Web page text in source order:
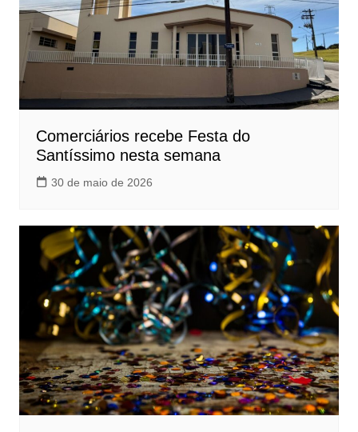
Comerciários recebe Festa do
Santíssimo nesta semana
30 de maio de 2026